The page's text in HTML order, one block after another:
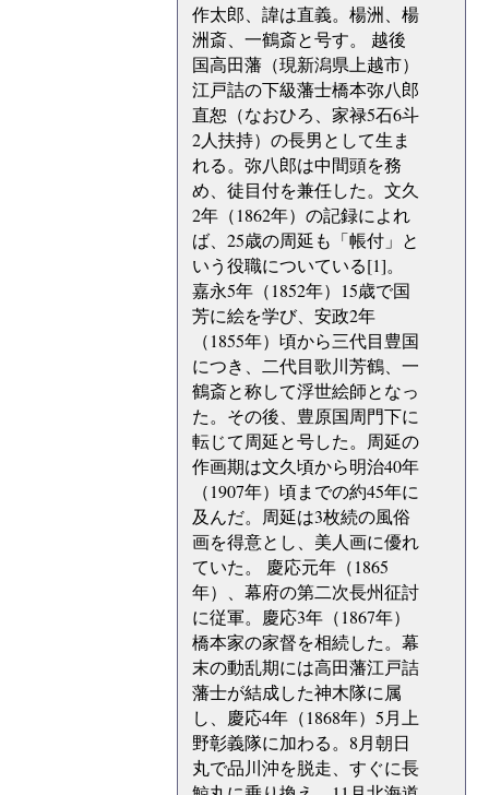
作太郎、諱は直義。楊洲、楊
洲斎、一鶴斎と号す。 越後
国高田藩（現新潟県上越市）
江戸詰の下級藩士橋本弥八郎
直恕（なおひろ、家禄5石6斗
2人扶持）の長男として生ま
れる。弥八郎は中間頭を務
め、徒目付を兼任した。文久
2年（1862年）の記録によれ
ば、25歳の周延も「帳付」と
いう役職についている[1]。
嘉永5年（1852年）15歳で国
芳に絵を学び、安政2年
（1855年）頃から三代目豊国
につき、二代目歌川芳鶴、一
鶴斎と称して浮世絵師となっ
た。その後、豊原国周門下に
転じて周延と号した。周延の
作画期は文久頃から明治40年
（1907年）頃までの約45年に
及んだ。周延は3枚続の風俗
画を得意とし、美人画に優れ
ていた。 慶応元年（1865
年）、幕府の第二次長州征討
に従軍。慶応3年（1867年）
橋本家の家督を相続した。幕
末の動乱期には高田藩江戸詰
藩士が結成した神木隊に属
し、慶応4年（1868年）5月上
野彰義隊に加わる。8月朝日
丸で品川沖を脱走、すぐに長